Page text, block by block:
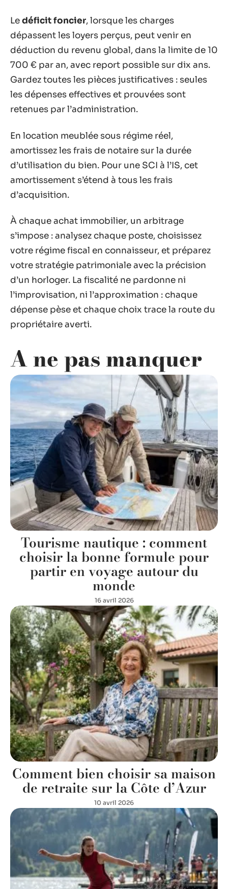
Ledéficit foncier, lorsque les charges
dépassent les loyers perçus, peut venir en
déduction du revenu global, dans la limite de 10
700 € par an, avec report possible sur dix ans.
Gardez toutes les pièces justificatives : seules
les dépenses effectives et prouvées sont
retenues par l’administration.
En location meublée sous régime réel,
amortissez les frais de notaire sur la durée
d’utilisation du bien. Pour une SCI à l’IS, cet
amortissement s’étend à tous les frais
d’acquisition.
À chaque achat immobilier, un arbitrage
s’impose : analysez chaque poste, choisissez
votre régime fiscal en connaisseur, et préparez
votre stratégie patrimoniale avec la précision
d’un horloger. La fiscalité ne pardonne ni
l’improvisation, ni l’approximation : chaque
dépense pèse et chaque choix trace la route du
propriétaire averti.
A ne pas manquer
Tourisme nautique : comment
choisir la bonne formule pour
partir en voyage autour du
monde
16 avril 2026
Comment bien choisir sa maison
de retraite sur la Côte d’Azur
10 avril 2026